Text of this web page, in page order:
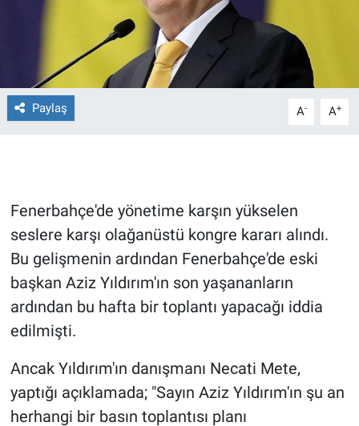
Paylaş A- A+
Fenerbahçe'de yönetime karşın yükselen
seslere karşı olağanüstü kongre kararı alındı.
Bu gelişmenin ardından Fenerbahçe'de eski
başkan Aziz Yıldırım'ın son yaşananların
ardından bu hafta bir toplantı yapacağı iddia
edilmişti.
Ancak Yıldırım'ın danışmanı Necati Mete,
yaptığı açıklamada; "Sayın Aziz Yıldırım'ın şu an
herhangi bir basın toplantısı planı
Gerçeğin İzinde
Gün Başlıyor
Gündem Özel
Günün görüntüsü
Haber
İlan
Kimdir